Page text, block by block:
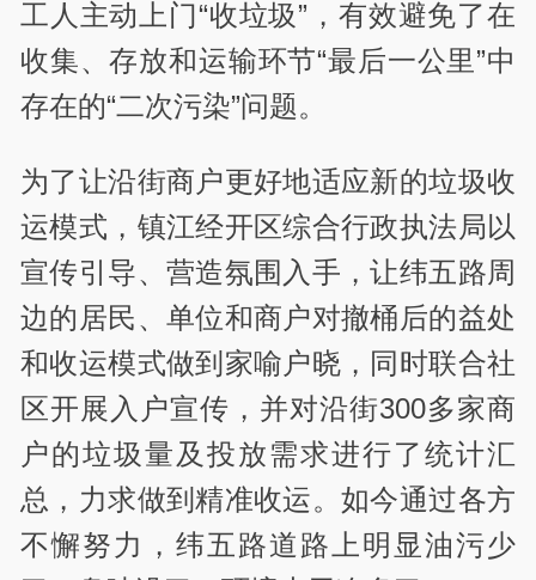
工人主动上门“收垃圾”，有效避免了在
收集、存放和运输环节“最后一公里”中
存在的“二次污染”问题。
为了让沿街商户更好地适应新的垃圾收
运模式，镇江经开区综合行政执法局以
宣传引导、营造氛围入手，让纬五路周
边的居民、单位和商户对撤桶后的益处
和收运模式做到家喻户晓，同时联合社
区开展入户宣传，并对沿街300多家商
户的垃圾量及投放需求进行了统计汇
总，力求做到精准收运。如今通过各方
不懈努力，纬五路道路上明显油污少